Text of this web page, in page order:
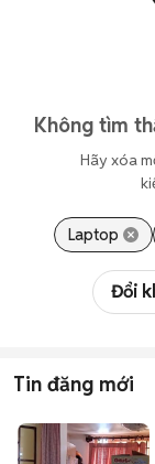
Không tìm
Hãy xóa
Laptop
Đổi
Tin đăng mới